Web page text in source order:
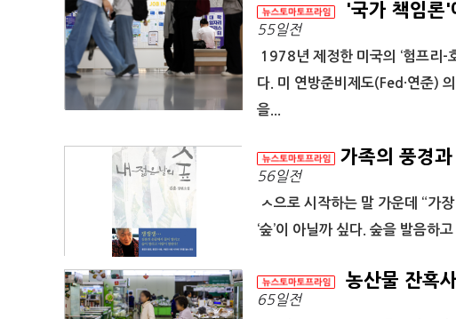
'국가 책임론'
55일전
1978년 제정한 미국의 ‘험프리-
다. 미 연방준비제도(Fed·연준)
을...
가족의 풍경과
56일전
ㅅ으로 시작하는 말 가운데 “가
‘숲’이 아닐까 싶다. 숲을 발음하
농산물 잔혹사
65일전